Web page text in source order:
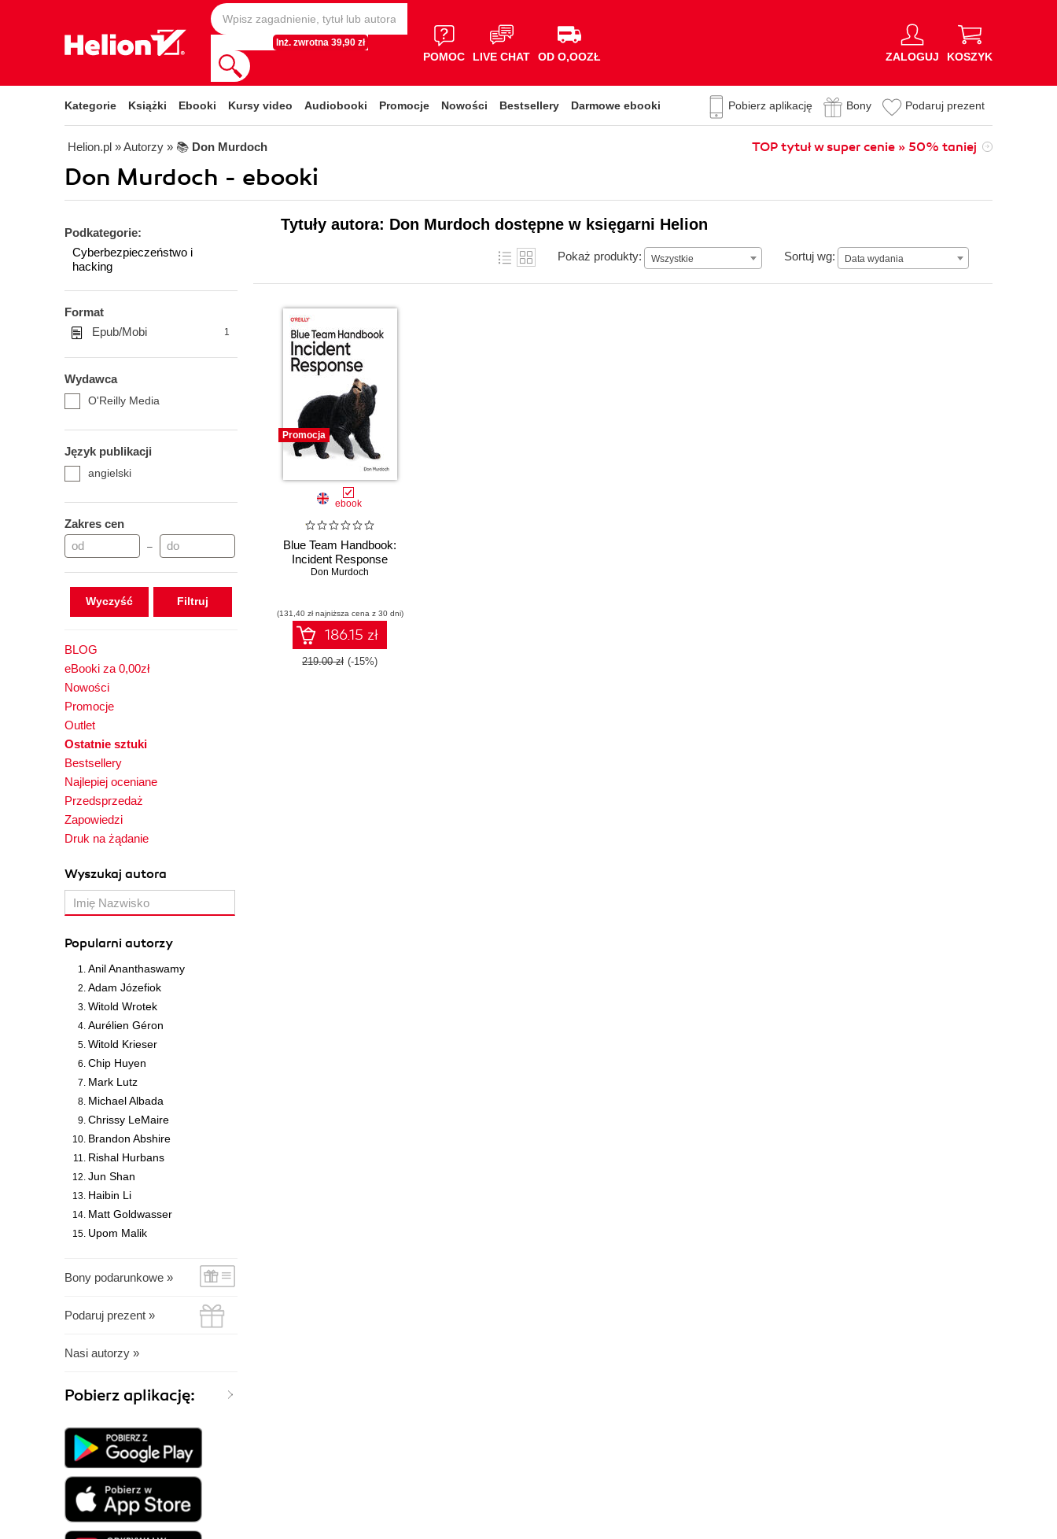
Inż. zwrotna 39,90 zł
POMOC LIVE CHAT OD O,OOZŁ ZALOGUJ KOSZYK
Kategorie Książki Ebooki Kursy video Audiobooki Promocje Nowości Bestsellery Darmowe ebooki Pobierz aplikację Bony Podaruj prezent
Helion.pl » Autorzy » 📚 Don Murdoch TOP tytuł w super cenie » 50% taniej
Don Murdoch - ebooki
Podkategorie:
Cyberbezpieczeństwo i
hacking
Format
Epub/Mobi
1
Wydawca
O'Reilly Media
Język publikacji
angielski
Zakres cen
–
Wyczyść
BLOG
eBooki za 0,00zł
Nowości
Promocje
Outlet
Ostatnie sztuki
Bestsellery
Najlepiej oceniane
Przedsprzedaż
Zapowiedzi
Druk na żądanie
Wyszukaj autora
Popularni autorzy
Anil Ananthaswamy
Adam Józefiok
Witold Wrotek
Aurélien Géron
Witold Krieser
Chip Huyen
Mark Lutz
Michael Albada
Chrissy LeMaire
Brandon Abshire
Rishal Hurbans
Jun Shan
Haibin Li
Matt Goldwasser
Upom Malik
Bony podarunkowe »
Podaruj prezent »
Nasi autorzy »
Pobierz aplikację:
Tytuły autora: Don Murdoch dostępne w księgarni Helion
Pokaż produkty: Wszystkie Sortuj wg: Data wydania
Data wydania
Promocja
ebook
Blue Team Handbook:
Incident Response
Don Murdoch
(131,40 zł najniższa cena z 30 dni)
186.15 zł
219.00 zł (-15%)